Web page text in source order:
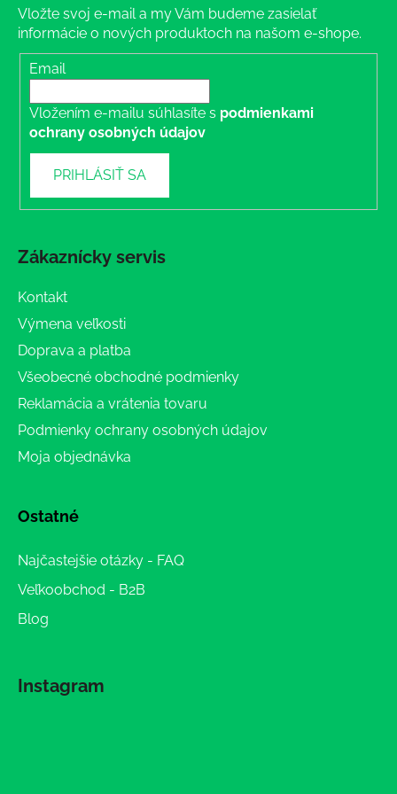
Vložte svoj e-mail a my Vám budeme zasielať
informácie o nových produktoch na našom e-shope.
Email
Vložením e-mailu súhlasíte s podmienkami
ochrany osobných údajov
PRIHLÁSIŤ SA
Zákaznícky servis
Kontakt
Výmena veľkosti
Doprava a platba
Všeobecné obchodné podmienky
Reklamácia a vrátenia tovaru
Podmienky ochrany osobných údajov
Moja objednávka
Ostatné
Najčastejšie otázky - FAQ
Veľkoobchod - B2B
Blog
Instagram